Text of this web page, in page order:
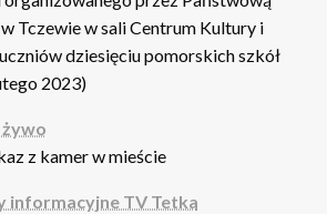
Tczewie w sali Centrum Kultury i
dziesięciu pomorskich szkół
2023)
żywo
z kamer w mieście
informacyjne TV Tetka